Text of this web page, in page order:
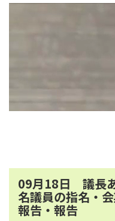
09月18日 議長
名議員の指名・
報告・報告